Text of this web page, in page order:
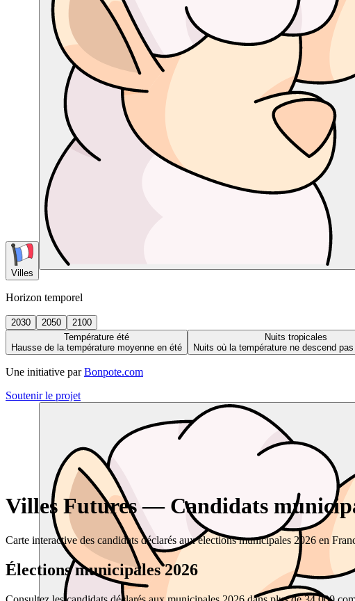
Villes
Horizon temporel
2030 2050
2100
Température été
Hausse de la température moyenne en été
Nuits tropicales
Nuits où la température ne descend
Une initiative par Bonpote.com
Soutenir le projet
Villes Futures — Candidats
Carte interactive des candidats déclarés aux élections municipales 2026 en
Élections municipales 2026